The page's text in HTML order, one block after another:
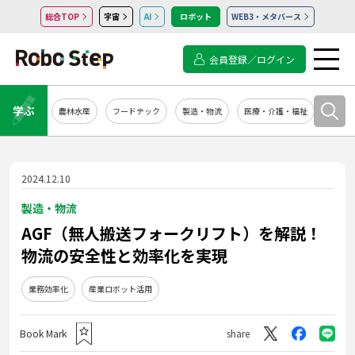
総合TOP 宇宙 AI ロボット WEB3・メタバース
会員登録／ログイン
学ぶ 農林水産 フードテック 製造・物流 医療・介護・福祉 シス
2024.12.10
製造・物流
AGF（無人搬送フォークリフト）を解説！
物流の安全性と効率化を実現
業務効率化 産業ロボット活用
Book Mark share